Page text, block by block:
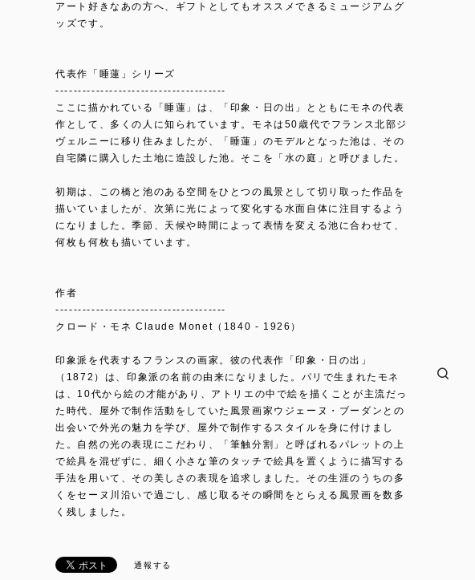
アート好きなあの方へ、ギフトとしてもオススメできるミュージアムグ
ッズです。
代表作「睡蓮」シリーズ
--------------------------------------
ここに描かれている「睡蓮」は、「印象・日の出」とともにモネの代表
作として、多くの人に知られています。モネは50歳代でフランス北部ジ
ヴェルニーに移り住みましたが、「睡蓮」のモデルとなった池は、その
自宅隣に購入した土地に造設した池。そこを「水の庭」と呼びました。
初期は、この橋と池のある空間をひとつの風景として切り取った作品を
描いていましたが、次第に光によって変化する水面自体に注目するよう
になりました。季節、天候や時間によって表情を変える池に合わせて、
何枚も何枚も描いています。
作者
--------------------------------------
クロード・モネ Claude Monet（1840 - 1926）
印象派を代表するフランスの画家。彼の代表作「印象・日の出」
（1872）は、印象派の名前の由来になりました。パリで生まれたモネ
は、10代から絵の才能があり、アトリエの中で絵を描くことが主流だっ
た時代、屋外で制作活動をしていた風景画家ウジェーヌ・ブーダンとの
出会いで外光の魅力を学び、屋外で制作するスタイルを身に付けまし
た。自然の光の表現にこだわり、「筆触分割」と呼ばれるパレットの上
で絵具を混ぜずに、細く小さな筆のタッチで絵具を置くように描写する
手法を用いて、その美しさの表現を追求しました。その生涯のうちの多
くをセーヌ川沿いで過ごし、感じ取るその瞬間をとらえる風景画を数多
く残しました。
通報する